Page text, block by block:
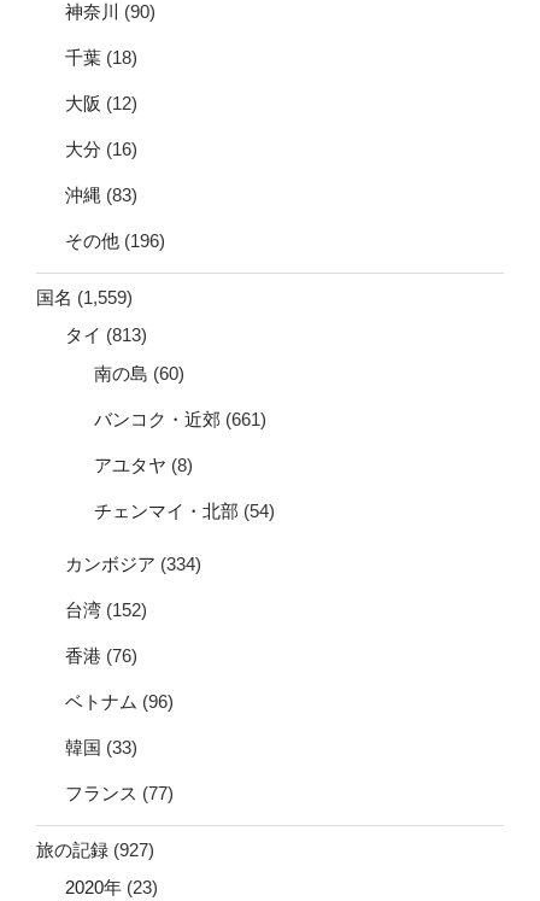
神奈川 (90)
千葉 (18)
大阪 (12)
大分 (16)
沖縄 (83)
その他 (196)
国名 (1,559)
タイ (813)
南の島 (60)
バンコク・近郊 (661)
アユタヤ (8)
チェンマイ・北部 (54)
カンボジア (334)
台湾 (152)
香港 (76)
ベトナム (96)
韓国 (33)
フランス (77)
旅の記録 (927)
2020年 (23)